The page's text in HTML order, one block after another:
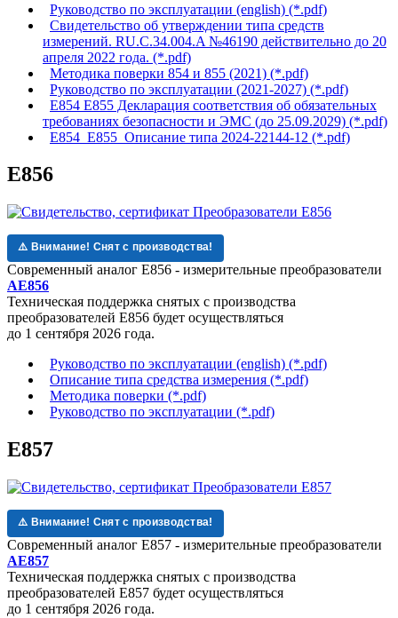
Руководство по эксплуатации (english) (*.pdf)
Свидетельство об утверждении типа средств
измерений. RU.C.34.004.A №46190 действительно до 20
апреля 2022 года. (*.pdf)
Методика поверки 854 и 855 (2021) (*.pdf)
Руководство по эксплуатации (2021-2027) (*.pdf)
Е854 Е855 Декларация соответствия об обязательных
требованиях безопасности и ЭМС (до 25.09.2029) (*.pdf)
Е854_Е855_Описание типа 2024-22144-12 (*.pdf)
Е856
⚠️ Внимание! Снят с производства!
Современный аналог Е856 - измерительные преобразователи
AE856
Техническая поддержка снятых с производства
преобразователей Е856 будет осуществляться
до 1 сентября 2026 года.
Руководство по эксплуатации (english) (*.pdf)
Описание типа средства измерения (*.pdf)
Методика поверки (*.pdf)
Руководство по эксплуатации (*.pdf)
Е857
⚠️ Внимание! Снят с производства!
Современный аналог Е857 - измерительные преобразователи
AE857
Техническая поддержка снятых с производства
преобразователей Е857 будет осуществляться
до 1 сентября 2026 года.